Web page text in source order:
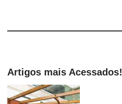
Artigos mais Acessados!